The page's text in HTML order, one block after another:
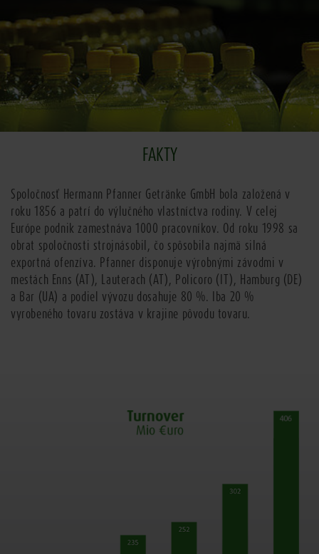
FAKTY
Spoločnosť Hermann Pfanner Getränke GmbH bola založená v
roku 1856 a patrí do výlučného vlastníctva rodiny. V celej
Európe podnik zamestnáva 1000 pracovníkov. Od roku 1998 sa
obrat spoločnosti strojnásobil, čo spôsobila najmä silná
exportná ofenzíva. Pfanner disponuje výrobnými závodmi v
mestách Enns (AT), Lauterach (AT), Policoro (IT), Hamburg (DE)
a Bar (UA) a podiel vývozu dosahuje 80 %. Iba 20 %
vyrobeného tovaru zostáva v krajine pôvodu tovaru.